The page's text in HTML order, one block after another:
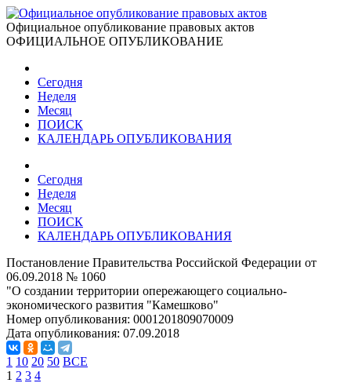
Официальное опубликование правовых актов
ОФИЦИАЛЬНОЕ ОПУБЛИКОВАНИЕ
Сегодня
Неделя
Месяц
ПОИСК
КАЛЕНДАРЬ ОПУБЛИКОВАНИЯ
Сегодня
Неделя
Месяц
ПОИСК
КАЛЕНДАРЬ ОПУБЛИКОВАНИЯ
Постановление Правительства Российской Федерации от
06.09.2018 № 1060
"О создании территории опережающего социально-
экономического развития "Камешково"
Номер опубликования: 0001201809070009
Дата опубликования: 07.09.2018
1 10 20 50 ВСЕ
1 2 3 4